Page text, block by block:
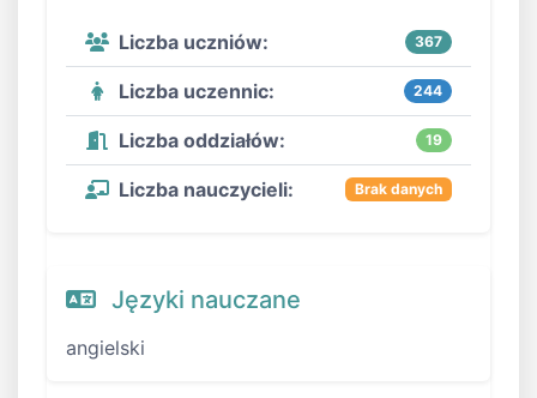
Liczba uczniów: 367
Liczba uczennic: 244
Liczba oddziałów: 19
Liczba nauczycieli: Brak danych
Języki nauczane
angielski